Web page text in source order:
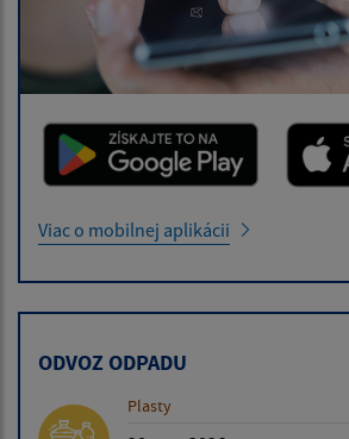
Viac o mobilnej aplikácii
ODVOZ ODPADU
Plasty